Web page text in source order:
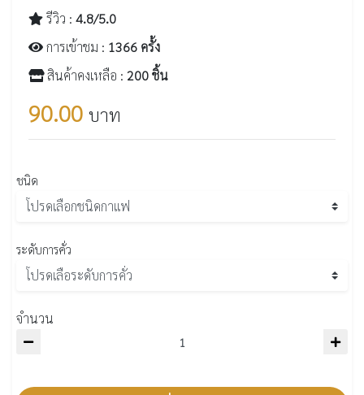
รีวิว : 4.8/5.0
การเข้าชม : 1366 ครั้ง
สินค้าคงเหลือ : 200 ชิ้น
90.00 บาท
ชนิด
ระดับการคั่ว
จำนวน